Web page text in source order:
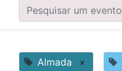
Almada ×